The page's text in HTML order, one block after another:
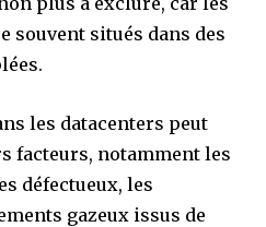
souvent situés dans des
les datacenters peut
facteurs, notamment les
défectueux, les
gazeux issus de